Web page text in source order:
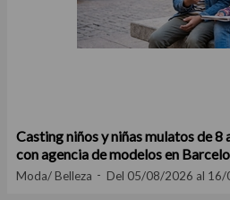
Casting niños y niñas mulatos de 8
con agencia de modelos en
Moda/ Belleza Del 05/08/2026 al